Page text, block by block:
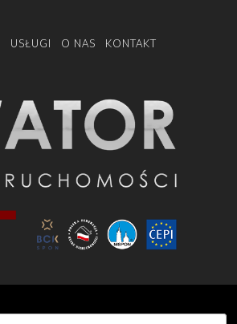
USŁUGI O NAS KONTAKT